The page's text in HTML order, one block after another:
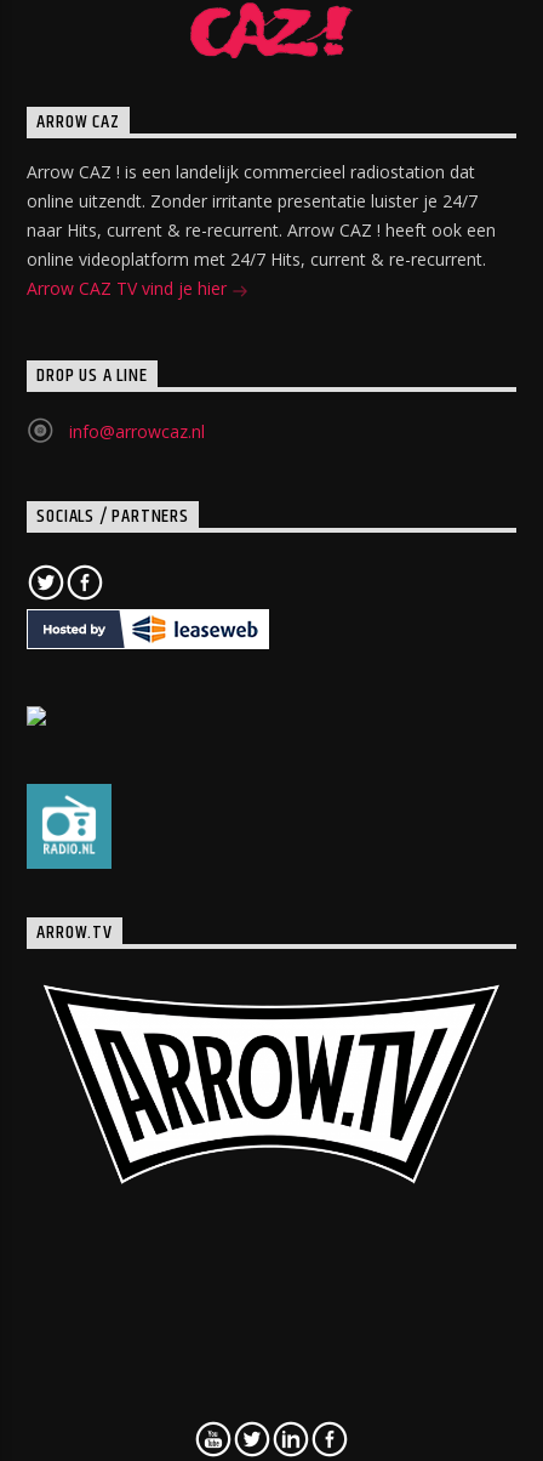
ARROW CAZ
Arrow CAZ ! is een landelijk commercieel radiostation dat
online uitzendt. Zonder irritante presentatie luister je 24/7
naar Hits, current & re-recurrent. Arrow CAZ ! heeft ook een
online videoplatform met 24/7 Hits, current & re-recurrent.
Arrow CAZ TV vind je hier
DROP US A LINE
info@arrowcaz.nl
SOCIALS / PARTNERS
ARROW.TV